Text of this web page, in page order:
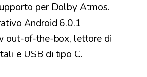
per Dolby Atmos.
Android 6.0.1
out-of-the-box, lettore di
e USB di tipo C.